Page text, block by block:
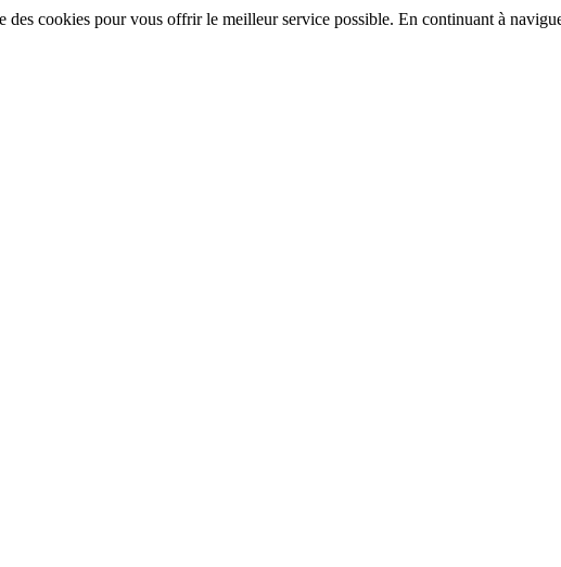
des cookies pour vous offrir le meilleur service possible. En continuant à